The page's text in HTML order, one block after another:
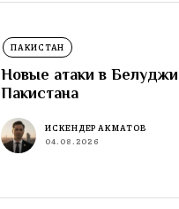
ПАКИСТАН
Новые атаки в
Пакистана
ИСКЕНДЕР АКМАТОВ
04.08.2026